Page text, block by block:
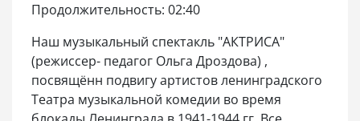
Продолжительность: 02:40
Наш музыкальный спектакль "АКТРИСА"
(режиссер- педагог Ольга Дроздова) ,
посвящённ подвигу артистов ленинградского
Театра музыкальной комедии во время